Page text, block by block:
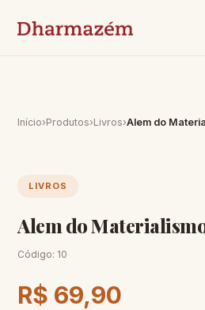
Início›Produtos›Livros›Alem do
LIVROS
Alem do
Código: 10
R$ 69,90